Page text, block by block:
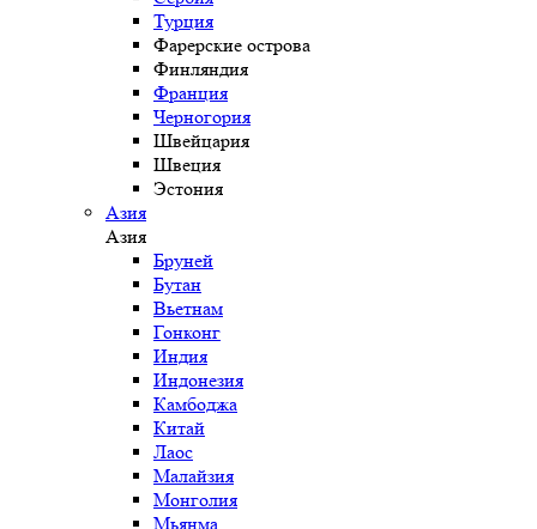
Турция
Фарерские острова
Финляндия
Франция
Черногория
Швейцария
Швеция
Эстония
Азия
Азия
Бруней
Бутан
Вьетнам
Гонконг
Индия
Индонезия
Камбоджа
Китай
Лаос
Малайзия
Монголия
Мьянма